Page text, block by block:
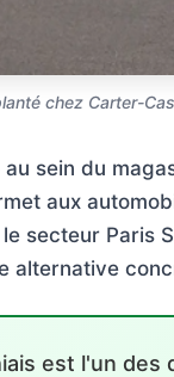
chez Carter-
au sein du
aux
secteur
est l'un